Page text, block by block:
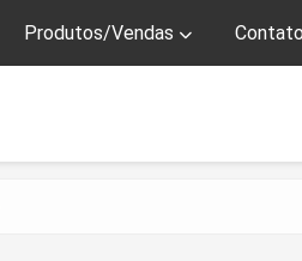
Produtos/Vendas